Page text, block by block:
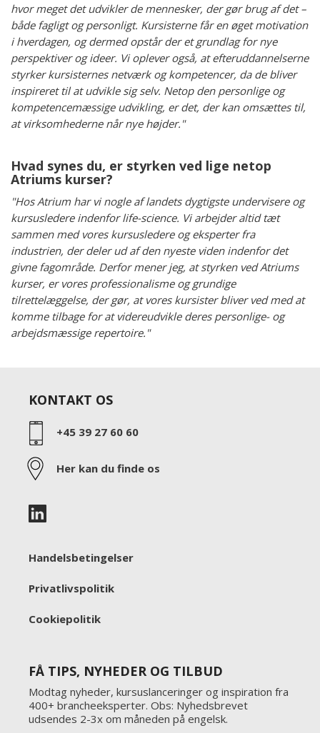
hvor meget det udvikler de mennesker, der gør brug af det –
både fagligt og personligt. Kursisterne får en øget motivation
i hverdagen, og dermed opstår der et grundlag for nye
perspektiver og ideer. Vi oplever også, at efteruddannelserne
styrker kursisternes netværk og kompetencer, da de bliver
inspireret til at udvikle sig selv. Netop den personlige og
kompetencemæssige udvikling, er det, der kan omsættes til,
at virksomhederne når nye højder."
Hvad synes du, er styrken ved lige netop
Atriums kurser?
"Hos Atrium har vi nogle af landets dygtigste undervisere og
kursusledere indenfor life-science. Vi arbejder altid tæt
sammen med vores kursusledere og eksperter fra
industrien, der deler ud af den nyeste viden indenfor det
givne fagområde. Derfor mener jeg, at styrken ved Atriums
kurser, er vores professionalisme og grundige
tilrettelæggelse, der gør, at vores kursister bliver ved med at
komme tilbage for at videreudvikle deres personlige- og
arbejdsmæssige repertoire."
KONTAKT OS
+45 39 27 60 60
Her kan du finde os
Handelsbetingelser
Privatlivspolitik
Cookiepolitik
FÅ TIPS, NYHEDER OG TILBUD
Modtag nyheder, kursuslanceringer og inspiration fra
400+ brancheeksperter. Obs: Nyhedsbrevet
udsendes 2-3x om måneden på engelsk.